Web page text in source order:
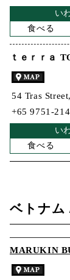
い
食べる
ｔｅｒｒａ
54 Tras
+65 9751-
い
食べる
ベトナム
MARUKIN